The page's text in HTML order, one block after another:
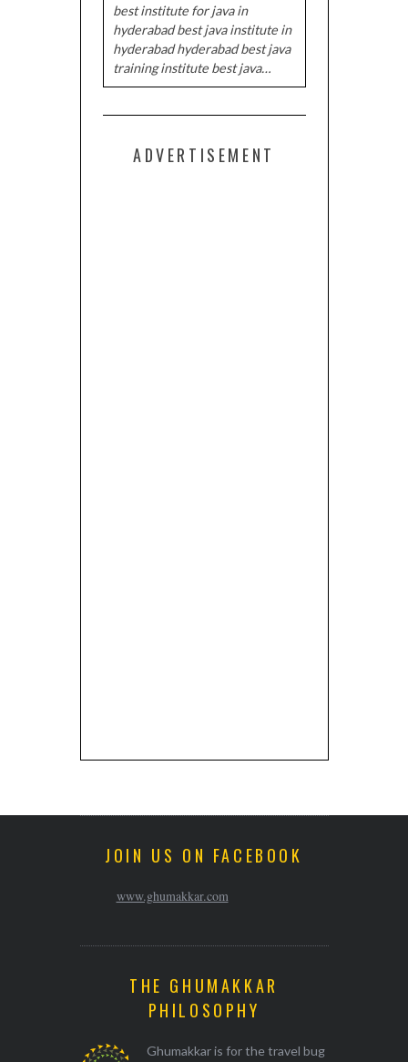
best institute for java in
hyderabad best java institute in
hyderabad hyderabad best java
training institute best java…
ADVERTISEMENT
JOIN US ON FACEBOOK
www.ghumakkar.com
THE GHUMAKKAR
PHILOSOPHY
Ghumakkar is for the travel bug